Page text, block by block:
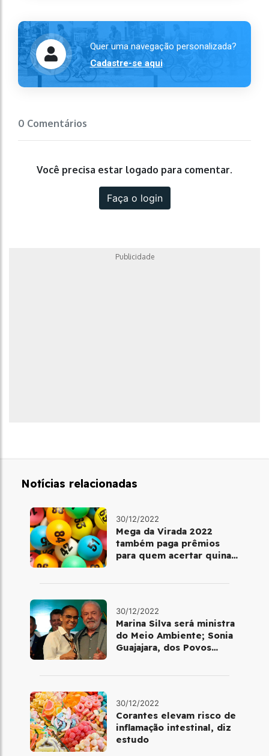
Quer uma navegação personalizada?
Cadastre-se aqui
0 Comentários
Você precisa estar logado para comentar.
Faça o login
Publicidade
Notícias relacionadas
30/12/2022
Mega da Virada 2022
também paga prêmios
para quem acertar quina
30/12/2022
Marina Silva será ministra
do Meio Ambiente; Sonia
Guajajara, dos Povos
30/12/2022
Corantes elevam risco de
inflamação intestinal, diz
estudo